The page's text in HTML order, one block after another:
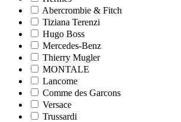
Abercrombie & Fitch
Tiziana Terenzi
Hugo Boss
Mercedes-Benz
Thierry Mugler
MONTALE
Lancome
Comme des Garcons
Versace
Trussardi